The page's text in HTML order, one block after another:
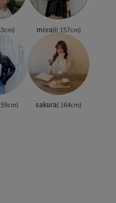
miyaji( 157cm)
sakura( 164cm)